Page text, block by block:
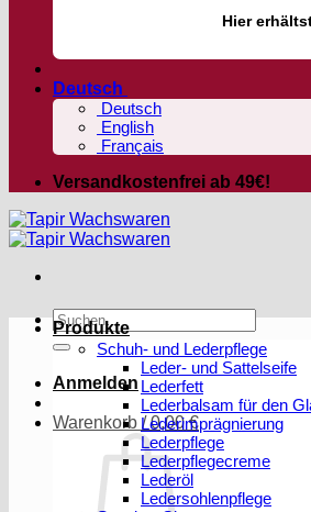
Hier
Deutsch
Deutsch
English
Français
Versandkostenfrei ab 49€!
Suchen
nach:
Anmelden
Warenkorb /0,00€
Produkte
Schuh- und Lederpflege
Leder- und Sattelseife
Lederfett
Lederbalsam für den
Lederimprägnierung
Lederpflege
Lederpflegecreme
Lederöl
Ledersohlenpflege